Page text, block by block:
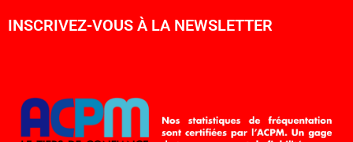
INSCRIVEZ-VOUS À LA NEWSLETTER